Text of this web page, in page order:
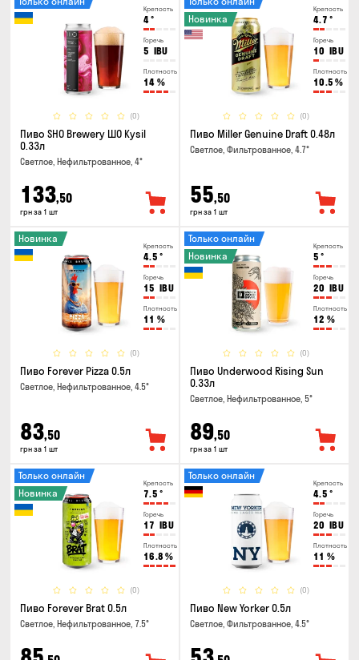
Крепость
4°
Горечь
5 IBU
Плотность
14 %
(0)
Пиво SHO Brewery ШО Kysil
0.33л
Светлое, Нефильтрованное, 4°
133,50
грн за 1 шт
Крепость
4.7 °
Горечь
10 IBU
Плотность
10.5 %
(0)
Новинка
Пиво Miller Genuine Draft 0.48л
Светлое, Фильтрованное, 4.7°
55,50
грн за 1 шт
Крепость
4.5 °
Горечь
15 IBU
Плотность
11 %
(0)
Новинка
Пиво Forever Pizza 0.5л
Светлое, Нефильтрованное, 4.5°
83,50
грн за 1 шт
Крепость
5 °
Горечь
20 IBU
Плотность
12 %
(0)
Только онлайн
Новинка
Пиво Underwood Rising Sun
0.33л
Светлое, Нефильтрованное, 5°
89,50
грн за 1 шт
Крепость
7.5 °
Горечь
17 IBU
Плотность
16.8 %
(0)
Только онлайн
Новинка
Пиво Forever Brat 0.5л
Светлое, Нефильтрованное, 7.5°
Крепость
4.5 °
Горечь
20 IBU
Плотность
11 %
(0)
Только онлайн
Пиво New Yorker 0.5л
Светлое, Фильтрованное, 4.5°